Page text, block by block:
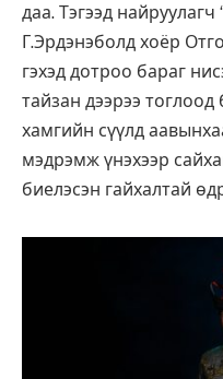
даа. Тэгээд
Г.Эрдэнэболд хоёр
гэхэд дотроо бараг
тайзан дээрээ
хамгийн сүүлд
мэдрэмж үнэхээр
биелэсэн гайхалтай